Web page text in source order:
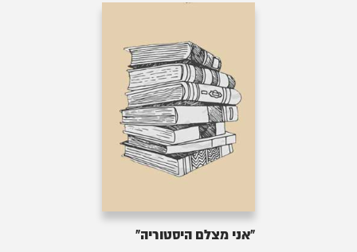
"אני מצלם היסטוריה"